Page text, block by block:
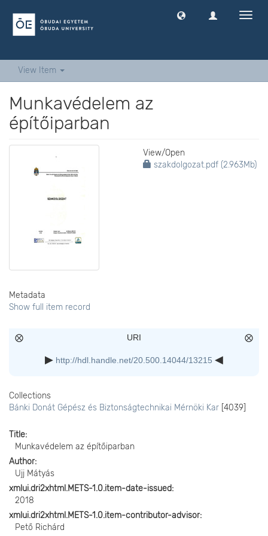
View Item
Munkavédelem az
építőiparban
View/Open
szakdolgozat.pdf (2.963Mb)
Metadata
Show full item record
URI
http://hdl.handle.net/20.500.14044/13215
Collections
Bánki Donát Gépész és Biztonságtechnikai Mérnöki Kar [4039]
Title
Munkavédelem az építőiparban
Author
Ujj Mátyás
xmlui.dri2xhtml.METS-1.0.item-date-issued
2018
xmlui.dri2xhtml.METS-1.0.item-contributor-advisor
Pető Richárd